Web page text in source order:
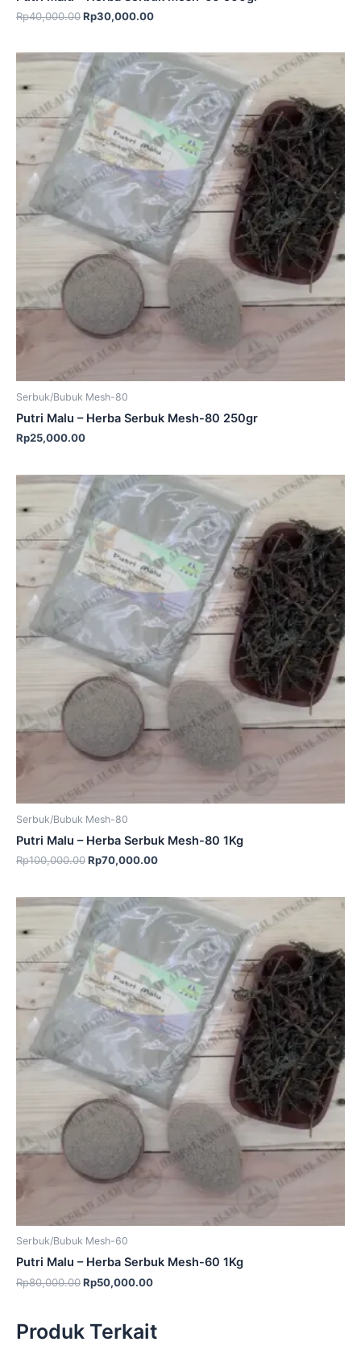
Rp40,000.00Rp30,000.00
Serbuk/Bubuk Mesh-80
Putri Malu – Herba Serbuk Mesh-80 250gr
Rp25,000.00
Serbuk/Bubuk Mesh-80
Putri Malu – Herba Serbuk Mesh-80 1Kg
Rp100,000.00Rp70,000.00
Serbuk/Bubuk Mesh-60
Putri Malu – Herba Serbuk Mesh-60 1Kg
Rp80,000.00Rp50,000.00
Produk Terkait